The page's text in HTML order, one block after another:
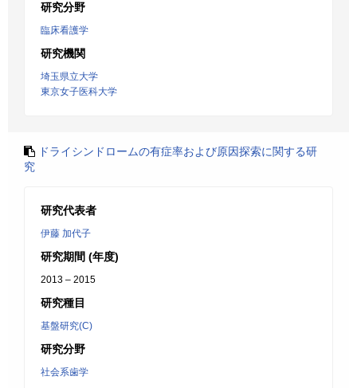
研究分野
臨床看護学
研究機関
埼玉県立大学
東京女子医科大学
ドライシンドロームの有症率および原因探索に関する研
究
研究代表者
伊藤 加代子
研究期間 (年度)
2013 – 2015
研究種目
基盤研究(C)
研究分野
社会系歯学